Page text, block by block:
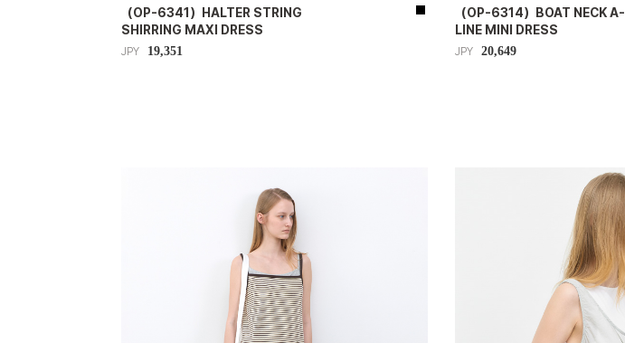
（OP-6341）HALTER STRING
SHIRRING MAXI DRESS
JPY 19,351
（OP-6314）BOAT NECK A-
LINE MINI DRESS
JPY 20,649